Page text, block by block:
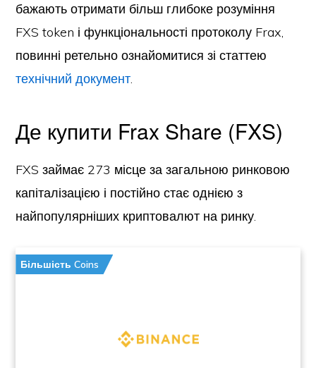
бажають отримати більш глибоке розуміння
FXS token і функціональності протоколу Frax,
повинні ретельно ознайомитися зі статтею
технічний документ.
Де купити Frax Share (FXS)
FXS займає 273 місце за загальною ринковою
капіталізацією і постійно стає однією з
найпопулярніших криптовалют на ринку.
Більшість Coins